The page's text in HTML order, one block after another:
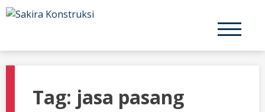
Skip
Tag: jasa pasang